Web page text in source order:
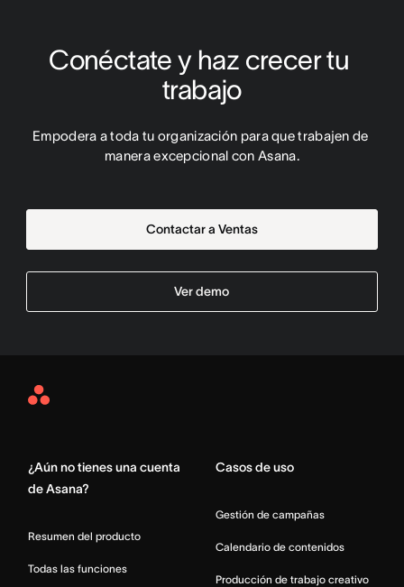
Conéctate y haz crecer tu
trabajo
Empodera a toda tu organización para que trabajen de
manera excepcional con Asana.
Contactar a Ventas
Ver demo
Asana
¿Aún no tienes una cuenta
de Asana?
Resumen del producto
Todas las funciones
Casos de uso
Gestión de campañas
Calendario de contenidos
Producción de trabajo creativo